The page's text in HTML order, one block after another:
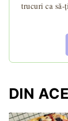
trucuri ca
DIN